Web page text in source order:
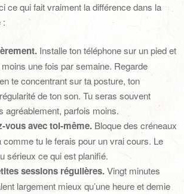
ce qui fait vraiment la différence dans la
:
Installe ton téléphone sur un pied et
une fois par semaine. Regarde
te concentrant sur ta posture, ton
de ton son. Tu seras souvent
parfois moins.
vous avec toi-même. Bloque des créneaux
comme tu le ferais pour un vrai cours. Le
sérieux ce qui est planifié.
sessions régulières.Vingt minutes
largement mieux qu’une heure et demie